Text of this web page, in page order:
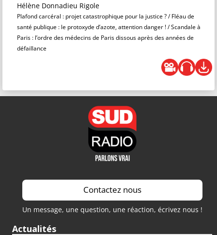
Hélène Donnadieu Rigole
Plafond carcéral : projet catastrophique pour la justice ? / Fléau de
santé publique : le protoxyde d’azote, attention danger ! / Scandale à
Paris : l’ordre des médecins de Paris dissous après des années de
défaillance
Contactez nous
Un message, une question, une réaction, écrivez nous !
Actualités